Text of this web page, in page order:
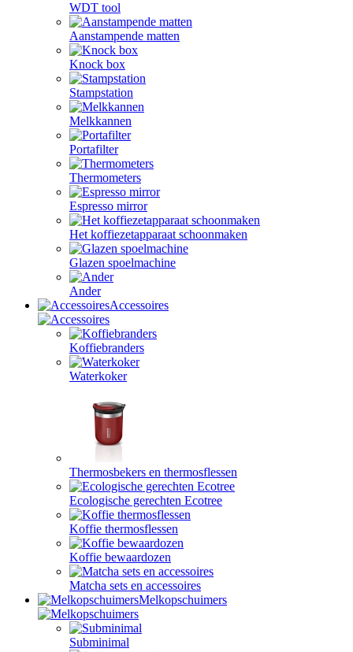
WDT tool
Aanstampende matten
Knock box
Stampstation
Melkkannen
Portafilter
Thermometers
Espresso mirror
Het koffiezetapparaat schoonmaken
Glazen spoelmachine
Ander
Accessoires
Koffiebranders
Waterkoker
Thermosbekers en thermosflessen
Ecologische gerechten Ecotree
Koffie thermosflessen
Koffie bewaardozen
Matcha sets en accessoires
Melkopschuimers
Subminimal